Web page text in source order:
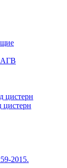
цистерн
цистерн
2015.